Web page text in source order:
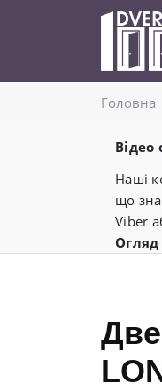
Головнa
Відео
Наші
що
Viber